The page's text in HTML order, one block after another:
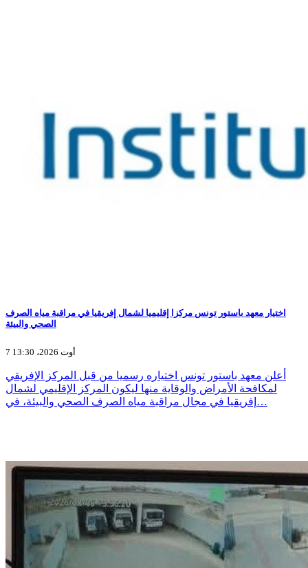
اختيار معهد باستور تونس مركزا إقليميا لشمال إفريقيا في مراقبة مياه الصرف
الصحي والبيئة
7 أوت 2026، 13:30
أعلن معهد باستور تونس اختياره رسميا من قبل المركز الإفريقي
لمكافحة الأمراض والوقاية منها ليكون المركز الإقليمي لشمال
إفريقيا في مجال مراقبة مياه الصرف الصحي والبيئة، في…